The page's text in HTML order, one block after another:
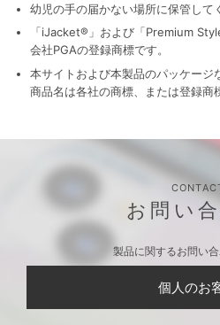
幼児の手の届かない場所に保管して
「iJacket®」および「Premium
会社PGAの登録商標です。
本サイトおよび本製品のパッケージ
商品名は各社の商標、または登録商
お問い
製品に関するお問い
個人のお